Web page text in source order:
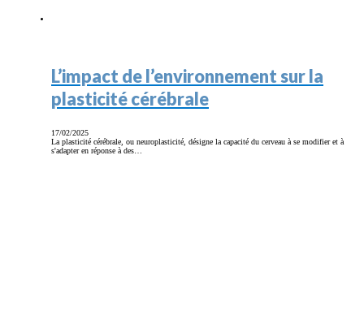
L’impact de l’environnement sur la
plasticité cérébrale
17/02/2025
La plasticité cérébrale, ou neuroplasticité, désigne la capacité du cerveau à se modifier et à
s'adapter en réponse à des…